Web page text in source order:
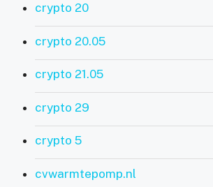
crypto 20
crypto 20.05
crypto 21.05
crypto 29
crypto 5
cvwarmtepomp.nl